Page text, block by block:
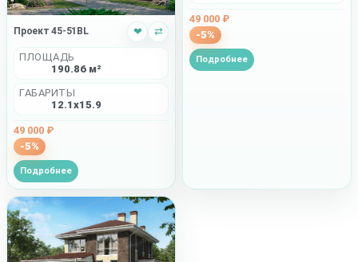
Проект 45-51BL ❤ ⇄
ПЛОЩАДЬ
190.86 м²
ГАБАРИТЫ
12.1x15.9
49 000 ₽
-5%
Подробнее
49 000 ₽
-5%
Подробнее